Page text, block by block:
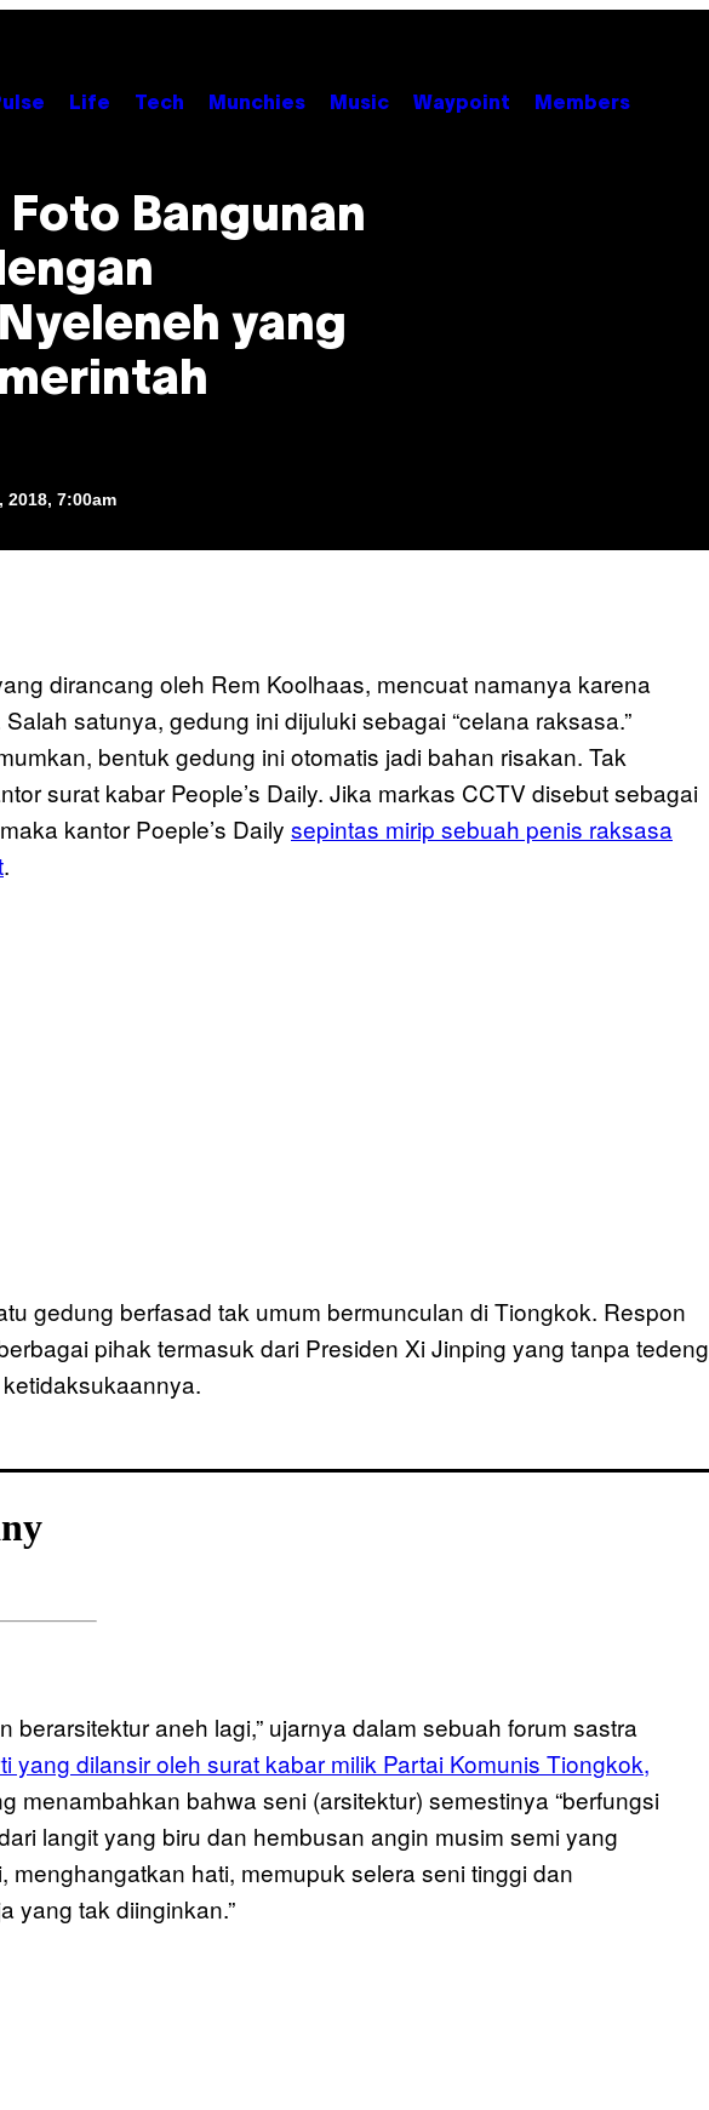
Life Tech Munchies Music Waypoint Members
Bangunan
yang
2018, 7:00am
dirancang oleh Rem Koolhaas, mencuat namanya karena
satunya, gedung ini dijuluki sebagai “celana raksasa.”
bentuk gedung ini otomatis jadi bahan risakan. Tak
surat kabar People’s Daily. Jika markas CCTV disebut sebagai
kantor Poeple’s Daily sepintas mirip sebuah penis raksasa
.
gedung berfasad tak umum bermunculan di Tiongkok. Respon
pihak termasuk dari Presiden Xi Jinping yang tanpa tedeng
berarsitektur aneh lagi,” ujarnya dalam sebuah forum sastra
yang dilansir oleh surat kabar milik Partai Komunis Tiongkok,
menambahkan bahwa seni (arsitektur) semestinya “berfungsi
langit yang biru dan hembusan angin musim semi yang
menghangatkan hati, memupuk selera seni tinggi dan
yang tak diinginkan.”